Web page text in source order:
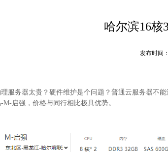
哈尔滨16核
发布时间
务器太贵？硬件维护是个问题？普通云服务器不能
M-启强，价格与同行相比极具优势。